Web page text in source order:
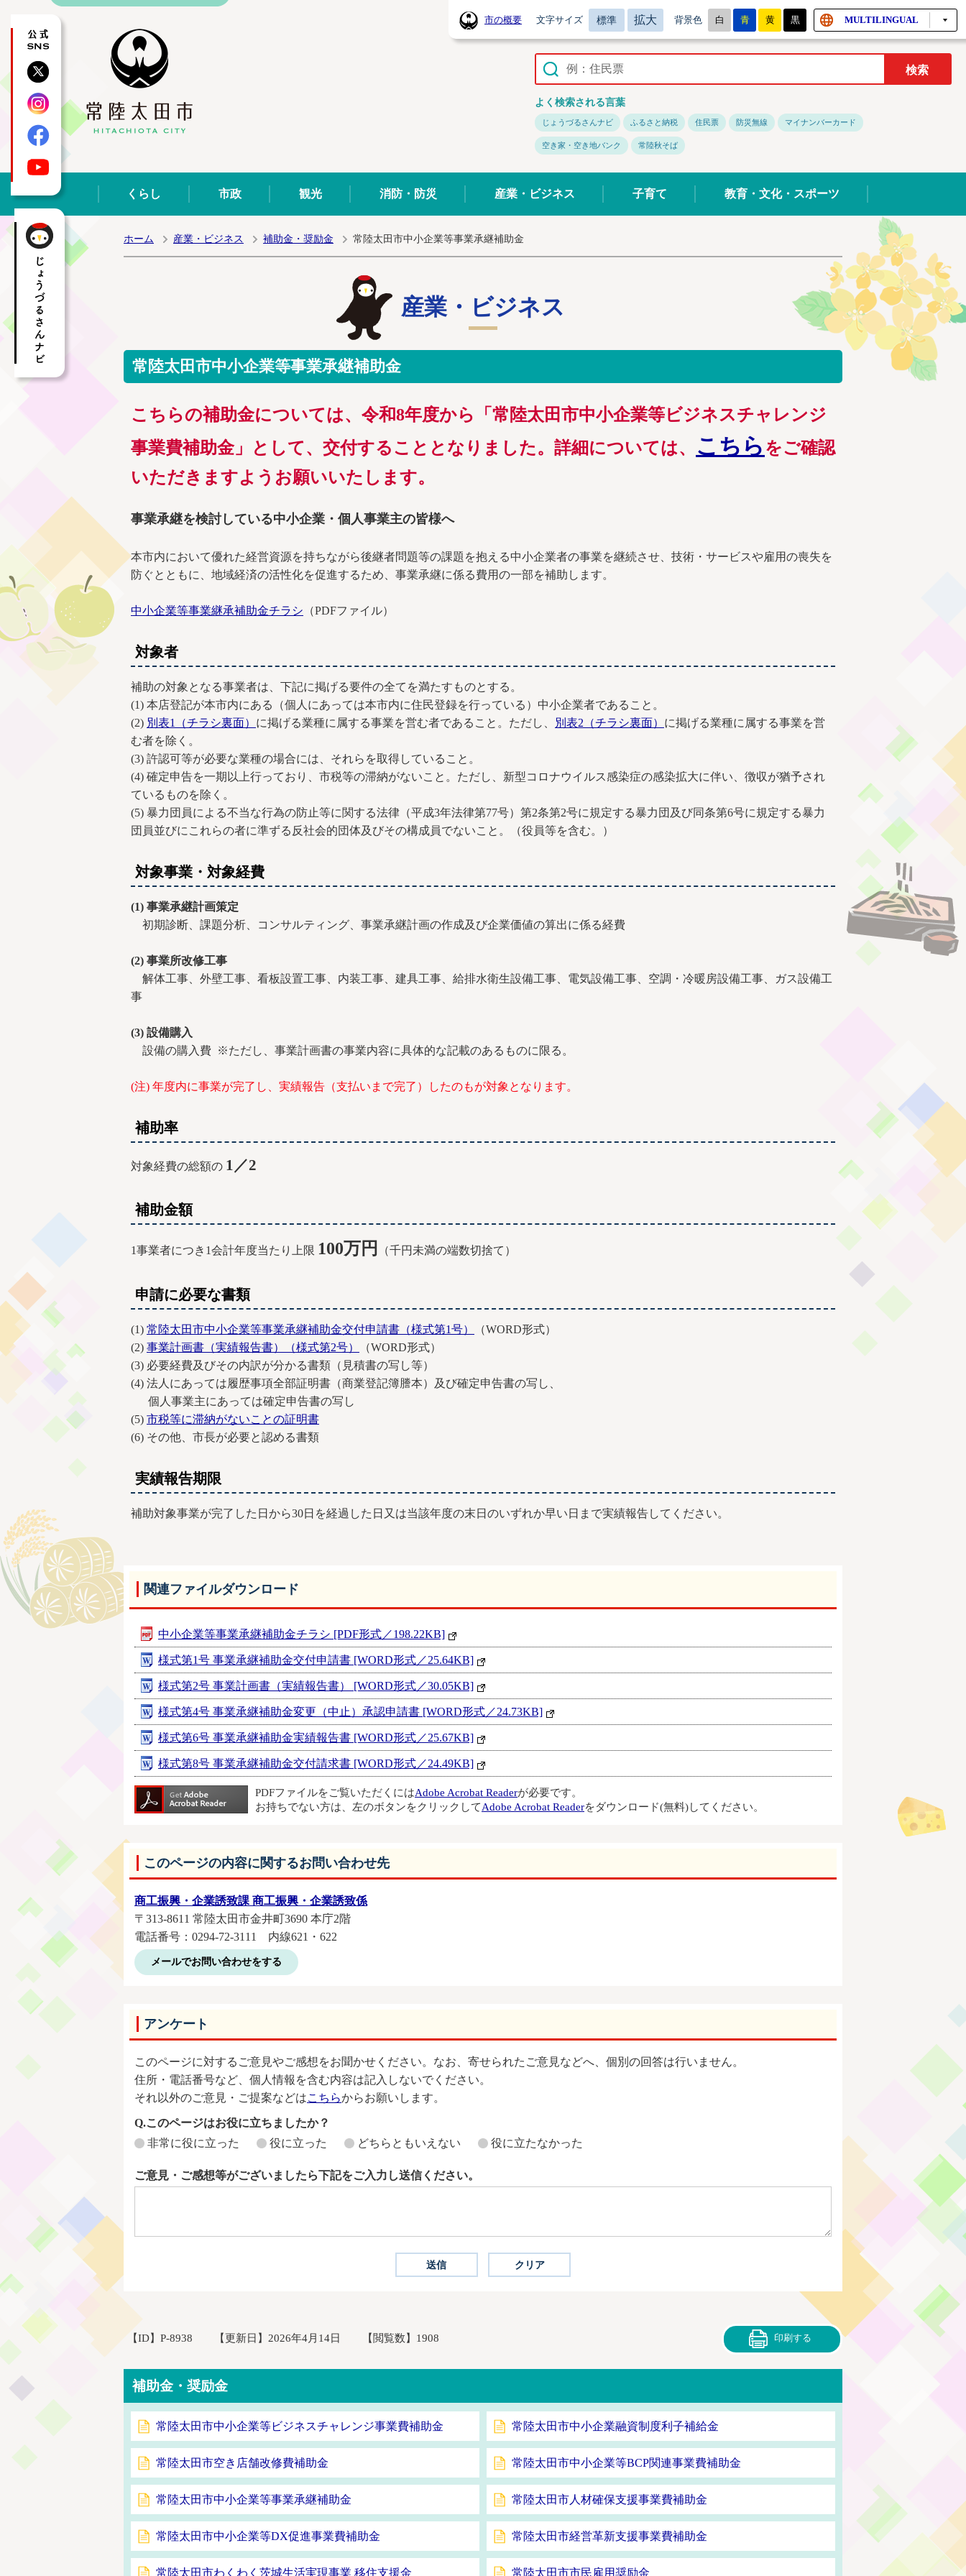
常陸太田市ホームページ
市の概要 文字サイズ 標準 拡大 背景色 白 青 黄 黒 MULTILINGUAL
よく検索される言葉
じょうづるさんナビ ふるさと納税 住民票 防災無線 マイナンバーカード
空き家・空き地バンク 常陸秋そば
公式SNS
X
Instagram
Facebook
YouTube くらし 市政 観光 消防・防災 産業・ビジネス 子育て 教育・文化・スポーツ
ホーム 産業・ビジネス 補助金・奨励金 常陸太田市中小企業等事業承継補助金
産業・ビジネス
常陸太田市中小企業等事業承継補助金
こちらの補助金については、令和8年度から「常陸太田市中小企業等ビジネスチャレンジ
事業費補助金」として、交付することとなりました。詳細については、
こちら をご確認
いただきますようお願いいたします。
事業承継を検討している中小企業・個人事業主の皆様へ
本市内において優れた経営資源を持ちながら後継者問題等の課題を抱える中小企業者の事業を継続させ、技術・サービスや雇用の喪失を
防ぐとともに、地域経済の活性化を促進するため、事業承継に係る費用の一部を補助します。
中小企業等事業継承補助金チラシ （PDFファイル）
対象者
補助の対象となる事業者は、下記に掲げる要件の全てを満たすものとする。
(1) 本店登記が本市内にある（個人にあっては本市内に住民登録を行っている）中小企業者であること。
(2) 別表1（チラシ裏面） に掲げる業種に属する事業を営む者であること。ただし、 別表2（チラシ裏面） に掲げる業種に属する事業を営
む者を除く。
(3) 許認可等が必要な業種の場合には、それらを取得していること。
(4) 確定申告を一期以上行っており、市税等の滞納がないこと。ただし、新型コロナウイルス感染症の感染拡大に伴い、徴収が猶予され
ているものを除く。
(5) 暴力団員による不当な行為の防止等に関する法律（平成3年法律第77号）第2条第2号に規定する暴力団及び同条第6号に規定する暴力
団員並びにこれらの者に準ずる反社会的団体及びその構成員でないこと。（役員等を含む。）
対象事業・対象経費
(1) 事業承継計画策定
初期診断、課題分析、コンサルティング、事業承継計画の作成及び企業価値の算出に係る経費
(2) 事業所改修工事
解体工事、外壁工事、看板設置工事、内装工事、建具工事、給排水衛生設備工事、電気設備工事、空調・冷暖房設備工事、ガス設備工
事
(3) 設備購入
設備の購入費 ※ただし、事業計画書の事業内容に具体的な記載のあるものに限る。
(注) 年度内に事業が完了し、実績報告（支払いまで完了）したのもが対象となります。
補助率
対象経費の総額の 1／2
補助金額
1事業者につき1会計年度当たり上限 100万円 （千円未満の端数切捨て）
申請に必要な書類
(1) 常陸太田市中小企業等事業承継補助金交付申請書（様式第1号）
（WORD形式）
(2) 事業計画書（実績報告書）（様式第2号）
（WORD形式）
(3) 必要経費及びその内訳が分かる書類（見積書の写し等）
(4) 法人にあっては履歴事項全部証明書（商業登記簿謄本）及び確定申告書の写し、
個人事業主にあっては確定申告書の写し
(5) 市税等に滞納がないことの証明書
(6) その他、市長が必要と認める書類
実績報告期限
補助対象事業が完了した日から30日を経過した日又は当該年度の末日のいずれか早い日まで実績報告してください。
関連ファイルダウンロード
中小企業等事業承継補助金チラシ [PDF形式／198.22KB]
様式第1号 事業承継補助金交付申請書 [WORD形式／25.64KB]
様式第2号 事業計画書（実績報告書） [WORD形式／30.05KB]
様式第4号 事業承継補助金変更（中止）承認申請書 [WORD形式／24.73KB]
様式第6号 事業承継補助金実績報告書 [WORD形式／25.67KB]
様式第8号 事業承継補助金交付請求書 [WORD形式／24.49KB]
PDFファイルをご覧いただくにはAdobe Acrobat Readerが必要です。
お持ちでない方は、左のボタンをクリックしてAdobe Acrobat Readerをダウンロード(無料)してください。
このページの内容に関するお問い合わせ先
商工振興・企業誘致課 商工振興・企業誘致係
〒313-8611 常陸太田市金井町3690 本庁2階
電話番号：0294-72-3111 内線621・622
メールでお問い合わせをする
アンケート
このページに対するご意見やご感想をお聞かせください。なお、寄せられたご意見などへ、個別の回答は行いません。
住所・電話番号など、個人情報を含む内容は記入しないでください。
それ以外のご意見・ご提案などはこちらからお願いします。
Q.このページはお役に立ちましたか？
非常に役に立った
役に立った どちらともいえない 役に立たなかった
ご意見・ご感想等がございましたら下記をご入力し送信ください。
【ID】 P-8938 【更新日】 2026年4月14日 【閲覧数】 1908 印刷する
補助金・奨励金
常陸太田市中小企業等ビジネスチャレンジ事業費補助金 常陸太田市中小企業融資制度利子補給金
常陸太田市空き店舗改修費補助金 常陸太田市中小企業等BCP関連事業費補助金
常陸太田市中小企業等事業承継補助金 常陸太田市人材確保支援事業費補助金
常陸太田市中小企業等DX促進事業費補助金 常陸太田市経営革新支援事業費補助金
常陸太田市わくわく茨城生活実現事業 移住支援金 常陸太田市市民雇用奨励金